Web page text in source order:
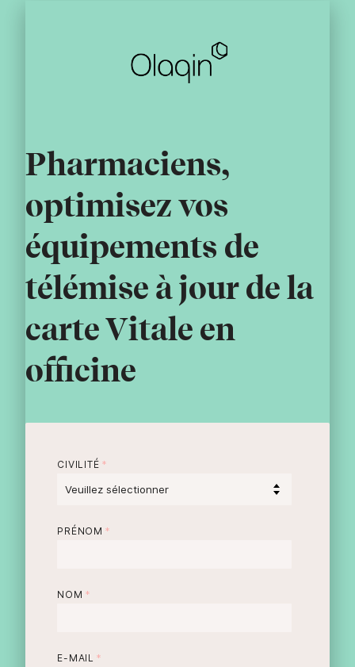
Pharmaciens,
optimisez vos
équipements de
télémise à jour de la
carte Vitale en
officine
CIVILITÉ *
PRÉNOM *
NOM *
E-MAIL *